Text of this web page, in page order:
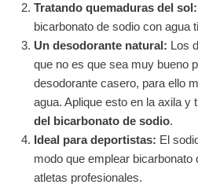
Tratando quemaduras del sol:
bicarbonato de sodio con agua
Un desodorante natural: Los
que no es que sea muy bueno
desodorante casero, para ello
agua. Aplique esto en la axila
del bicarbonato de sodio.
Ideal para deportistas: El
modo que emplear
atletas profesionales.